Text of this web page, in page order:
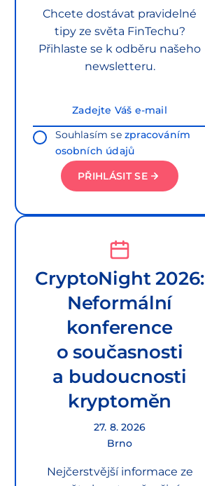
Chcete dostávat pravidelné
tipy ze světa FinTechu?
Přihlaste se k odběru našeho
newsletteru.
Souhlasím sezpracováním
osobních údajů
PŘIHLÁSIT SE
CryptoNight 2026:
Neformální
konference
o současnosti
a budoucnosti
kryptoměn
27. 8. 2026
Brno
Nejčerstvější informace ze